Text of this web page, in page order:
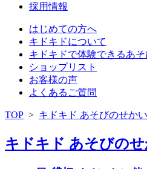
採用情報
はじめての方へ
キドキドについて
キドキドで体験できるあそ
ショップリスト
お客様の声
よくあるご質問
TOP > キドキド あそびのせか
キドキド あそびの